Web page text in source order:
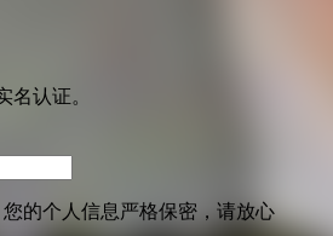
名认证。
的个人信息严格保密，请放心